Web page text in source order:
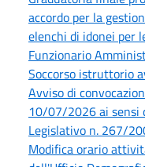
accordo per la
elenchi di idonei per
Funzionario
Soccorso istruttorio
Avviso di
10/07/2026 ai sensi
Legislativo n. 267/
Modifica orario